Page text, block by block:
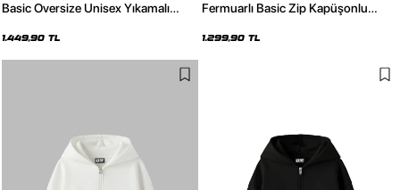
Basic Oversize Unisex Yıkamalı
1.449,90 TL
Fermuarlı Basic Zip Kapüşonlu
1.299,90 TL